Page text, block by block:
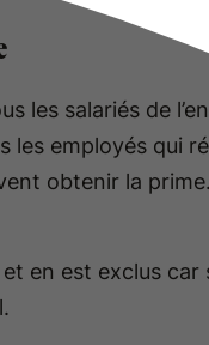
les salariés de
les employés qui
obtenir la
en est exclus